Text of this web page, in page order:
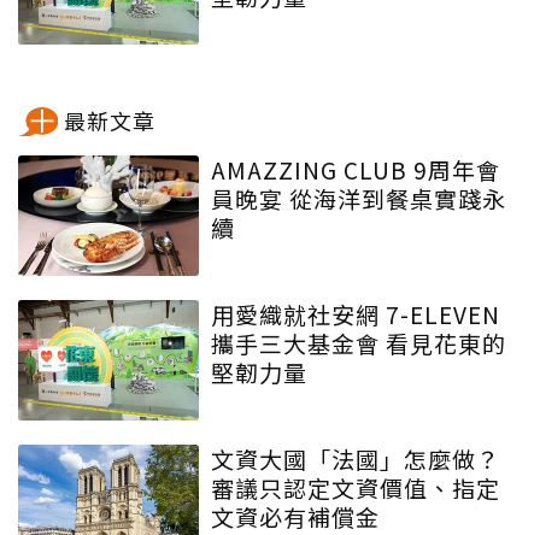
最新文章
AMAZZING CLUB 9周年會
員晚宴 從海洋到餐桌實踐永
續
用愛織就社安網 7-ELEVEN
攜手三大基金會 看見花東的
堅韌力量
文資大國「法國」怎麼做？
審議只認定文資價值、指定
文資必有補償金